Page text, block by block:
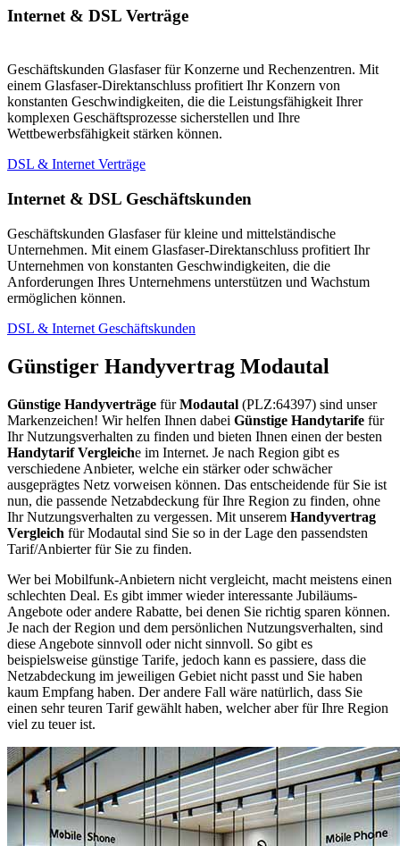
Internet & DSL Verträge
Geschäftskunden Glasfaser für Konzerne und Rechenzentren. Mit
einem Glasfaser-Direktanschluss profitiert Ihr Konzern von
konstanten Geschwindigkeiten, die die Leistungsfähigkeit Ihrer
komplexen Geschäftsprozesse sicherstellen und Ihre
Wettbewerbsfähigkeit stärken können.
DSL & Internet Verträge
Internet & DSL Geschäftskunden
Geschäftskunden Glasfaser für kleine und mittelständische
Unternehmen. Mit einem Glasfaser-Direktanschluss profitiert Ihr
Unternehmen von konstanten Geschwindigkeiten, die die
Anforderungen Ihres Unternehmens unterstützen und Wachstum
ermöglichen können.
DSL & Internet Geschäftskunden
Günstiger Handyvertrag Modautal
Günstige Handyverträge fürModautal (PLZ:64397) sind unser
Markenzeichen! Wir helfen Ihnen dabei Günstige Handytarife für
Ihr Nutzungsverhalten zu finden und bieten Ihnen einen der besten
Handytarif Vergleiche im Internet. Je nach Region gibt es
verschiedene Anbieter, welche ein stärker oder schwächer
ausgeprägtes Netz vorweisen können. Das entscheidende für Sie ist
nun, die passende Netzabdeckung für Ihre Region zu finden, ohne
Ihr Nutzungsverhalten zu vergessen. Mit unserem Handyvertrag
Vergleich für Modautal sind Sie so in der Lage den passendsten
Tarif/Anbierter für Sie zu finden.
Wer bei Mobilfunk-Anbietern nicht vergleicht, macht meistens einen
schlechten Deal. Es gibt immer wieder interessante Jubiläums-
Angebote oder andere Rabatte, bei denen Sie richtig sparen können.
Je nach der Region und dem persönlichen Nutzungsverhalten, sind
diese Angebote sinnvoll oder nicht sinnvoll. So gibt es
beispielsweise günstige Tarife, jedoch kann es passiere, dass die
Netzabdeckung im jeweiligen Gebiet nicht passt und Sie haben
kaum Empfang haben. Der andere Fall wäre natürlich, dass Sie
einen sehr teuren Tarif gewählt haben, welcher aber für Ihre Region
viel zu teuer ist.